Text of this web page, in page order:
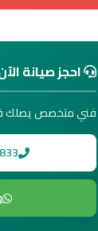
احجز صيانة
فني متخصص يصلك